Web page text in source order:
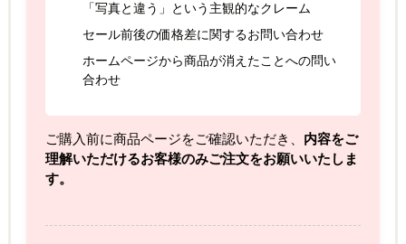
「写真と違う」という主観的なクレーム
セール前後の価格差に関するお問い合わせ
ホームページから商品が消えたことへの問い
合わせ
ご購入前に商品ページをご確認いただき、 内容をご
理解いただけるお客様のみご注文をお願いいたしま
す。